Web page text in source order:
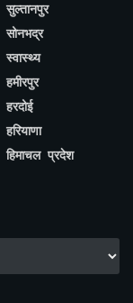
सुल्तानपुर
सोनभद्र
स्वास्थ्य
हमीरपुर
हरदोई
हरियाणा
हिमाचल प्रदेश